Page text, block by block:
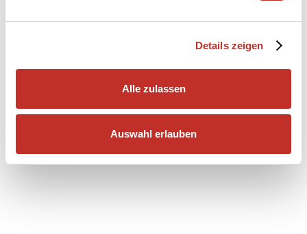
Details zeigen
Alle zulassen
Auswahl erlauben